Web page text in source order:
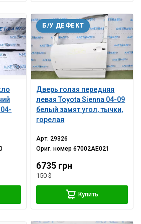
Дверь голая передняя
левая Toyota Sienna 04-09
белый замят угол, тычки,
горелая
Б/У ДЕФЕКТ
Арт. 29326
Ориг. номер67002AE021
6735 грн
150 $
Купить